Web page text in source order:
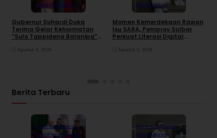
Polewali Mandar
Gubernur Suhardi Duka
Terima Gelar Kehormatan
“Sulo Tappidena Balanipa”
Balanipa
Agustus 5, 2026
Pemerintahan
Momen Kemerdekaan Rawan
Isu SARA, Pemprov Sulbar
Perkuat Literasi Digital
Agustus 5, 2026
Berita Terbaru
AdvertorialDaerah
NewsPemerintahan
AdvertorialDaerah
MamujuNews